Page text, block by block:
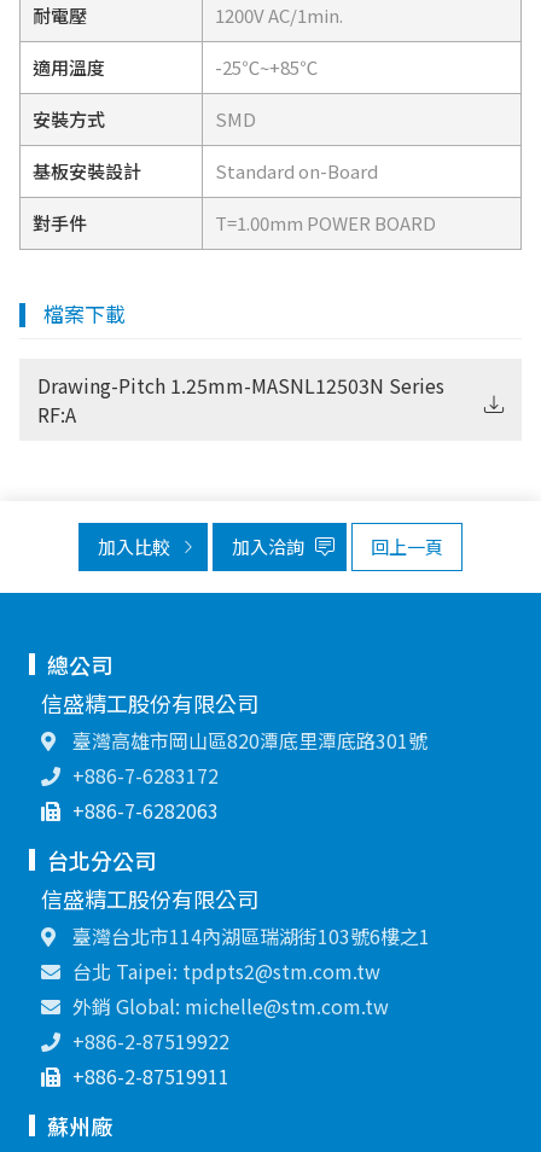
耐電壓 1200V AC/1min.
適用溫度 -25℃~+85℃
安裝方式 SMD
基板安裝設計 Standard on-Board
對手件 T=1.00mm POWER BOARD
檔案下載
Drawing-Pitch 1.25mm-MASNL12503N Series
RF:A
加入比較 加入洽詢 回上一頁
總公司
信盛精工股份有限公司
臺灣高雄市岡山區820潭底里潭底路301號
+886-7-6283172
+886-7-6282063
台北分公司
信盛精工股份有限公司
臺灣台北市114內湖區瑞湖街103號6樓之1
台北 Taipei: tpdpts2@stm.com.tw
外銷 Global: michelle@stm.com.tw
+886-2-87519922
+886-2-87519911
蘇州廠